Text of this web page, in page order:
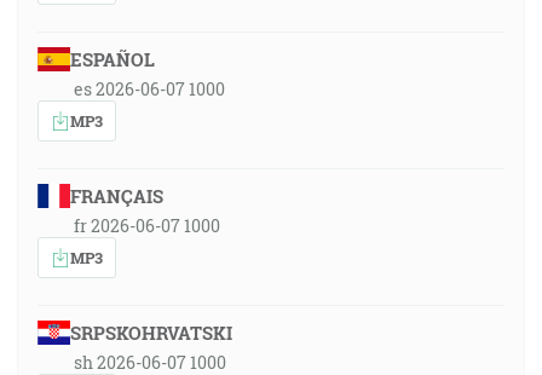
ESPAÑOL
es 2026-06-07 1000
MP3
FRANÇAIS
fr 2026-06-07 1000
MP3
SRPSKOHRVATSKI
sh 2026-06-07 1000